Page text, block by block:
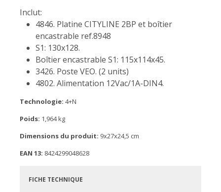
Inclut:
4846. Platine CITYLINE 2BP et boîtier
encastrable ref.8948
S1: 130x128.
Boîtier encastrable S1: 115x114x45.
3426. Poste VEO. (2 units)
4802. Alimentation 12Vac/1A-DIN4.
Technologie: 4+N
Poids: 1,964 kg
Dimensions du produit: 9x27x24,5 cm
EAN 13: 8424299048628
FICHE TECHNIQUE